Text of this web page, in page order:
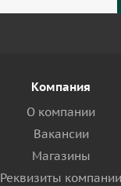
Компания
О компании
Вакансии
Магазины
Реквизиты компании